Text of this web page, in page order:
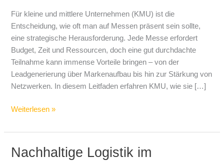
Für kleine und mittlere Unternehmen (KMU) ist die
Entscheidung, wie oft man auf Messen präsent sein sollte,
eine strategische Herausforderung. Jede Messe erfordert
Budget, Zeit und Ressourcen, doch eine gut durchdachte
Teilnahme kann immense Vorteile bringen – von der
Leadgenerierung über Markenaufbau bis hin zur Stärkung von
Netzwerken. In diesem Leitfaden erfahren KMU, wie sie […]
Messen
ausstellen?
Strategische
Tipps
Weiterlesen »
Nachhaltige Logistik im
Nachhaltige